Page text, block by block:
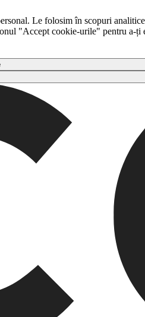
Le folosim în scopuri
"Accept cookie-urile" pentru a-